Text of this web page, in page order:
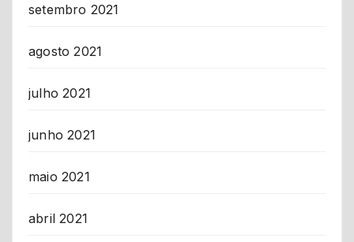
setembro 2021
agosto 2021
julho 2021
junho 2021
maio 2021
abril 2021